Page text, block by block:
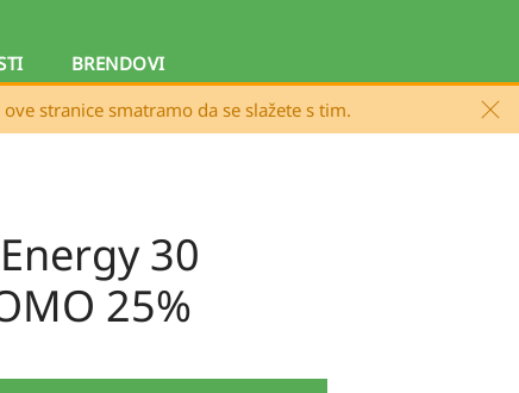
BRENDOVI
stranice smatramo da se slažete s tim.
30
25%